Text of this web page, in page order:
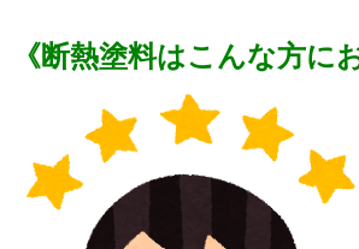
《断熱塗料はこんな方に